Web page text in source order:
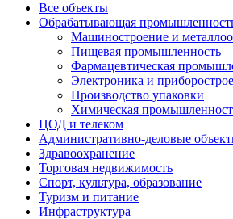
Все объекты
Обрабатывающая
Машиностроение и
Пищевая промышленность
Фармацевтическая
Электроника и
Производство упаковки
Химическая
ЦОД и телеком
Административно-деловые
Здравоохранение
Торговая недвижимость
Спорт, культура, образование
Туризм и питание
Инфраструктура